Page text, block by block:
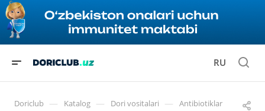
RU
Doriclub — Katalog — Dori vositalari — Antibiotiklar